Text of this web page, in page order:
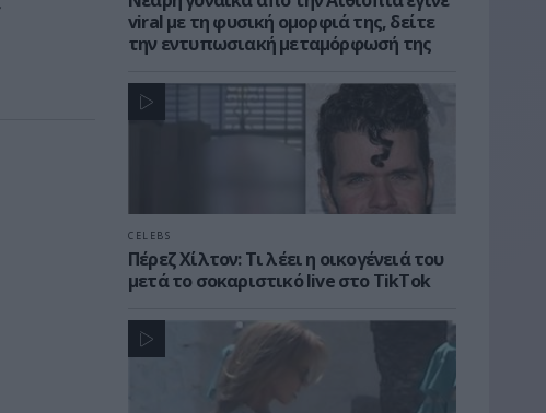
viral με τη φυσική ομορφιά της, δείτε
την εντυπωσιακή μεταμόρφωσή της
CELEBS
Πέρεζ Χίλτον: Τι λέει η οικογένειά του
μετά το σοκαριστικό live στο TikTok